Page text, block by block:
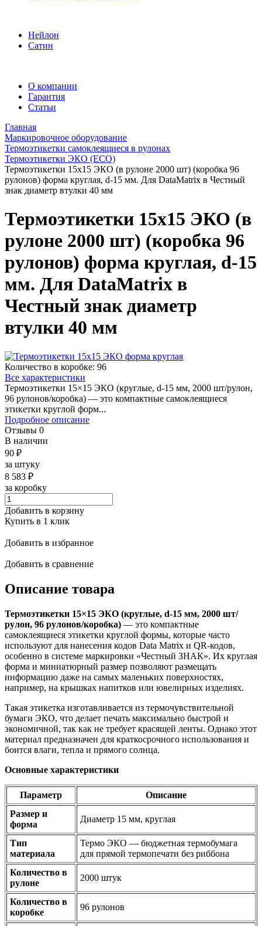
Нейлон
Сатин
О компании
Гарантия
Статьи
Главная
Маркировочное оборудование
Термоэтикетки самоклеящиеся в рулонах
Термоэтикетки ЭКО (ЕСО)
Термоэтикетки 15x15 ЭКО (в рулоне 2000 шт) (коробка 96
рулонов) форма круглая, d-15 мм. Для DataMatrix в Честный
знак диаметр втулки 40 мм
Термоэтикетки 15x15 ЭКО (в
рулоне 2000 шт) (коробка 96
рулонов) форма круглая, d-15
мм. Для DataMatrix в
Честный знак диаметр
втулки 40 мм
Количество в коробке: 96
Все характеристики
Термоэтикетки 15×15 ЭКО (круглые, d-15 мм, 2000 шт/рулон,
96 рулонов/коробка) — это компактные самоклеящиеся
этикетки круглой форм...
Подробное описание
Отзывы 0
В наличии
90 ₽
за штуку
8 583 ₽
за коробку
Добавить в корзину
Купить в 1 клик
Добавить в избранное
Добавить в сравнение
Описание товара
Термоэтикетки 15×15 ЭКО (круглые, d-15 мм, 2000 шт/
рулон, 96 рулонов/коробка) — это компактные
самоклеящиеся этикетки круглой формы, которые часто
используют для нанесения кодов Data Matrix и QR-кодов,
особенно в системе маркировки «Честный ЗНАК». Их круглая
форма и миниатюрный размер позволяют размещать
информацию даже на самых маленьких поверхностях,
например, на крышках напитков или ювелирных изделиях.
Такая этикетка изготавливается из термочувствительной
бумаги ЭКО, что делает печать максимально быстрой и
экономичной, так как не требует красящей ленты. Однако этот
материал предназначен для краткосрочного использования и
боится влаги, тепла и прямого солнца.
Основные характеристики
Параметр
Описание
Размер и
форма
Диаметр 15 мм, круглая
Тип
материала
Термо ЭКО — бюджетная термобумага
для прямой термопечати без риббона
Количество в
рулоне
2000 штук
Количество в
коробке
96 рулонов